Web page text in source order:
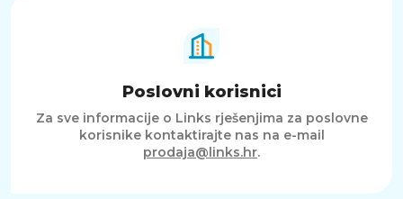
Poslovni korisnici
Za sve informacije o Links rješenjima za poslovne
korisnike kontaktirajte nas na e-mail
prodaja@links.hr.